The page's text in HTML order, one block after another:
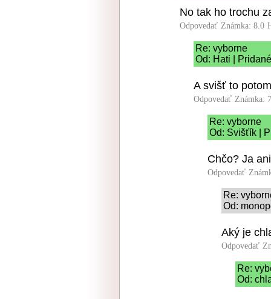
No tak ho trochu
Odpovedať Známka: 8.0
Re: vyborne
Od: Hati |
A svišť to
Odpovedať Známka:
Re: vyborne
Od: Svišťík |
Chčo? Ja
Odpovedať
Re:
Od:
Aký je
Odpovedať
Re:
Od: